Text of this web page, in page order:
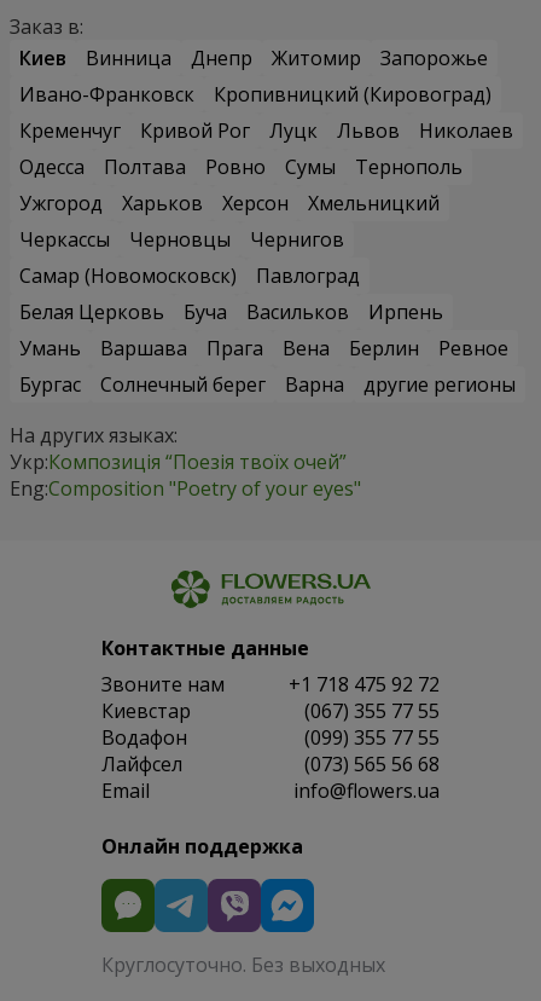
Заказ в:
Киев
Винница Днепр Житомир
Запорожье
Ивано-Франковск
Кропивницкий (Кировоград)
Кременчуг
Кривой Рог Луцк Львов
Николаев
Одесса
Полтава Ровно Сумы
Тернополь
Ужгород
Харьков Херсон
Хмельницкий
Черкассы
Черновцы
Чернигов
Самар (Новомосковск)
Павлоград
Белая Церковь
Буча Васильков
Ирпень
Умань
Варшава Прага Вена Берлин
Ревное
Бургас
Солнечный берег Варна
другие регионы
На других языках:
Укр:Композиція “Поезія твоїх очей”
Eng:Composition "Poetry of your eyes"
Контактные данные
Звоните нам
+1 718 475 92 72
Киевстар
(067) 355 77 55
Водафон
(099) 355 77 55
Лайфсел
(073) 565 56 68
Email
info@flowers.ua
Онлайн поддержка
Круглосуточно. Без выходных